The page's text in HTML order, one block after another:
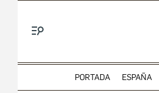
PORTADA ESPAÑA